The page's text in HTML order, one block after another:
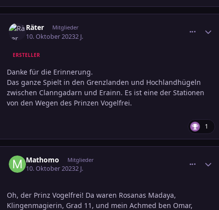
Räter Mitglieder
10. Oktober 20232 J.
ERSTELLER
Danke für die Erinnerung.
Das ganze Spielt in den Grenzlanden und Hochlandhügeln
zwischen Clanngadarn und Erainn. Es ist eine der Stationen
von den Wegen des Prinzen Vogelfrei.
1
Mathomo Mitglieder
10. Oktober 20232 J.
Oh, der Prinz Vogelfrei! Da waren Rosanas Madaya,
Klingenmagierin, Grad 11, und mein Achmed ben Omar,